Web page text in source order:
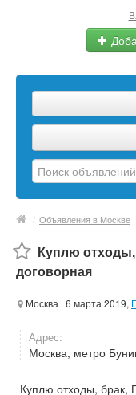
/ Объявления в Москве
Куплю
договорная
Москва | 6 марта 2019,
Адрес:
Москва, метро
Куплю отходы,